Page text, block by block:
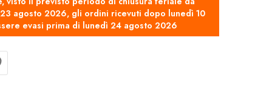
agosto 2026, gli ordini ricevuti dopo lunedì 10
evasi prima di lunedì 24 agosto 2026